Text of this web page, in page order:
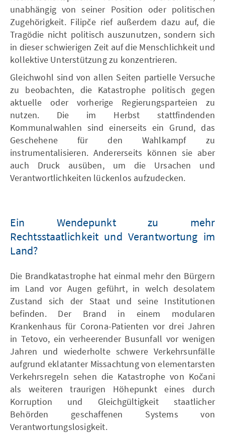
unabhängig von seiner Position oder politischen
Zugehörigkeit. Filipče rief außerdem dazu auf, die
Tragödie nicht politisch auszunutzen, sondern sich
in dieser schwierigen Zeit auf die Menschlichkeit und
kollektive Unterstützung zu konzentrieren.
Gleichwohl sind von allen Seiten partielle Versuche
zu beobachten, die Katastrophe politisch gegen
aktuelle oder vorherige Regierungsparteien zu
nutzen. Die im Herbst stattfindenden
Kommunalwahlen sind einerseits ein Grund, das
Geschehene für den Wahlkampf zu
instrumentalisieren. Andererseits können sie aber
auch Druck ausüben, um die Ursachen und
Verantwortlichkeiten lückenlos aufzudecken.
Ein Wendepunkt zu mehr
Rechtsstaatlichkeit und Verantwortung im
Land?
Die Brandkatastrophe hat einmal mehr den Bürgern
im Land vor Augen geführt, in welch desolatem
Zustand sich der Staat und seine Institutionen
befinden. Der Brand in einem modularen
Krankenhaus für Corona-Patienten vor drei Jahren
in Tetovo, ein verheerender Busunfall vor wenigen
Jahren und wiederholte schwere Verkehrsunfälle
aufgrund eklatanter Missachtung von elementarsten
Verkehrsregeln sehen die Katastrophe von Kočani
als weiteren traurigen Höhepunkt eines durch
Korruption und Gleichgültigkeit staatlicher
Behörden geschaffenen Systems von
Verantwortungslosigkeit.